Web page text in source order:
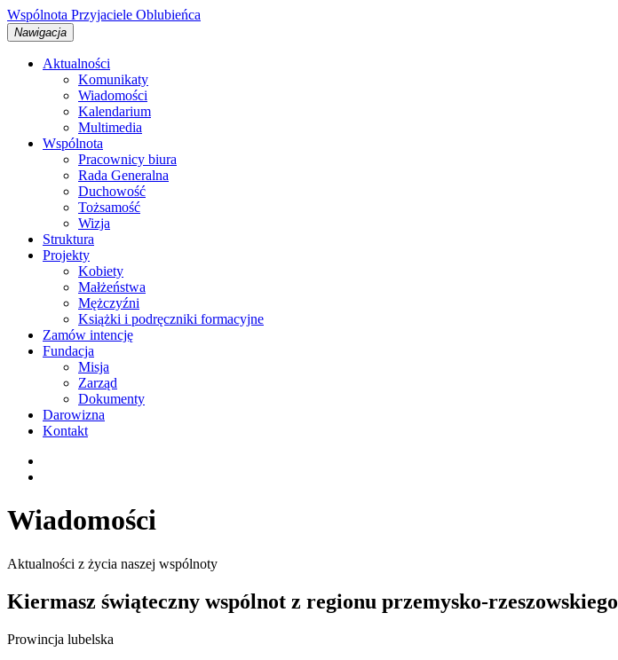
Wspólnota Przyjaciele Oblubieńca
Nawigacja
Aktualności
Komunikaty
Wiadomości
Kalendarium
Multimedia
Wspólnota
Pracownicy biura
Rada Generalna
Duchowość
Tożsamość
Wizja
Struktura
Projekty
Kobiety
Małżeństwa
Mężczyźni
Książki i podręczniki formacyjne
Zamów intencję
Fundacja
Misja
Zarząd
Dokumenty
Darowizna
Kontakt
Wiadomości
Aktualności z życia naszej wspólnoty
Kiermasz świąteczny wspólnot z regionu przemysko-rzeszowskiego
Prowincja lubelska